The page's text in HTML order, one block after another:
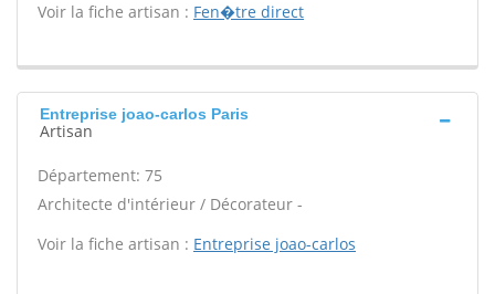
Voir la fiche artisan : Fen�tre direct
Entreprise joao-carlos Paris
Artisan
Département: 75
Architecte d'intérieur / Décorateur -
Voir la fiche artisan : Entreprise joao-carlos